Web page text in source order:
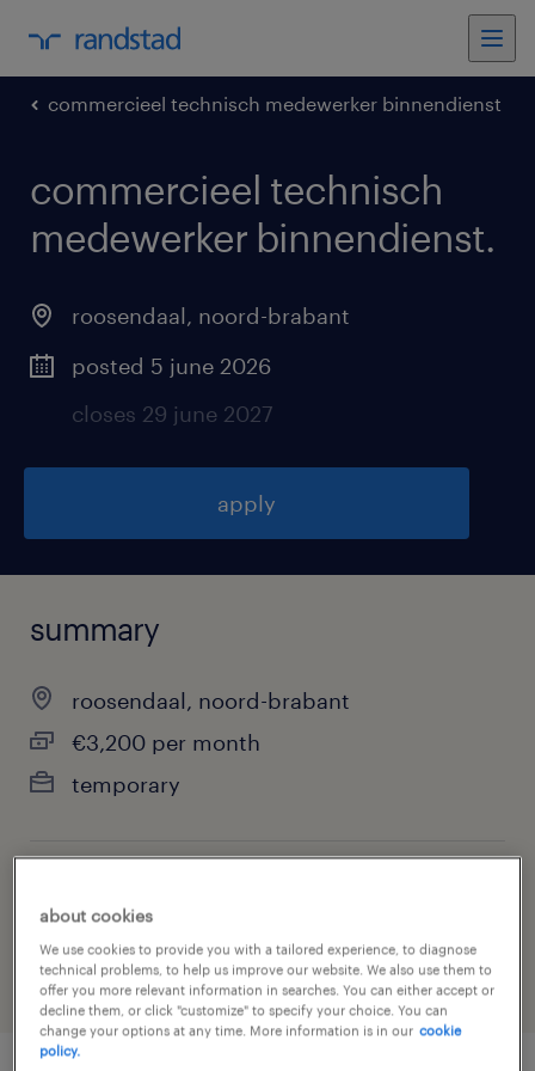
commercieel technisch medewerker binnendienst
commercieel technisch
medewerker binnendienst.
roosendaal, noord-brabant
posted 5 june 2026
closes 29 june 2027
apply
summary
roosendaal, noord-brabant
€3,200 per month
temporary
other
about cookies
We use cookies to provide you with a tailored experience, to diagnose
technical problems, to help us improve our website. We also use them to
offer you more relevant information in searches. You can either accept or
decline them, or click "customize" to specify your choice. You can
change your options at any time. More information is in our cookie
policy.